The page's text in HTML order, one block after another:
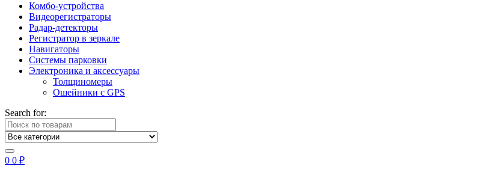
Комбо-устройства
Видеорегистраторы
Радар-детекторы
Регистратор в зеркале
Навигаторы
Системы парковки
Электроника и аксессуары
Толщиномеры
Ошейники с GPS
Search for:
0 0 ₽